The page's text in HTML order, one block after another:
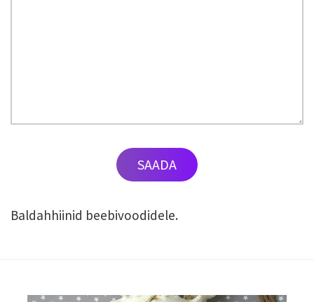
Baldahhiinid beebivoodidele.